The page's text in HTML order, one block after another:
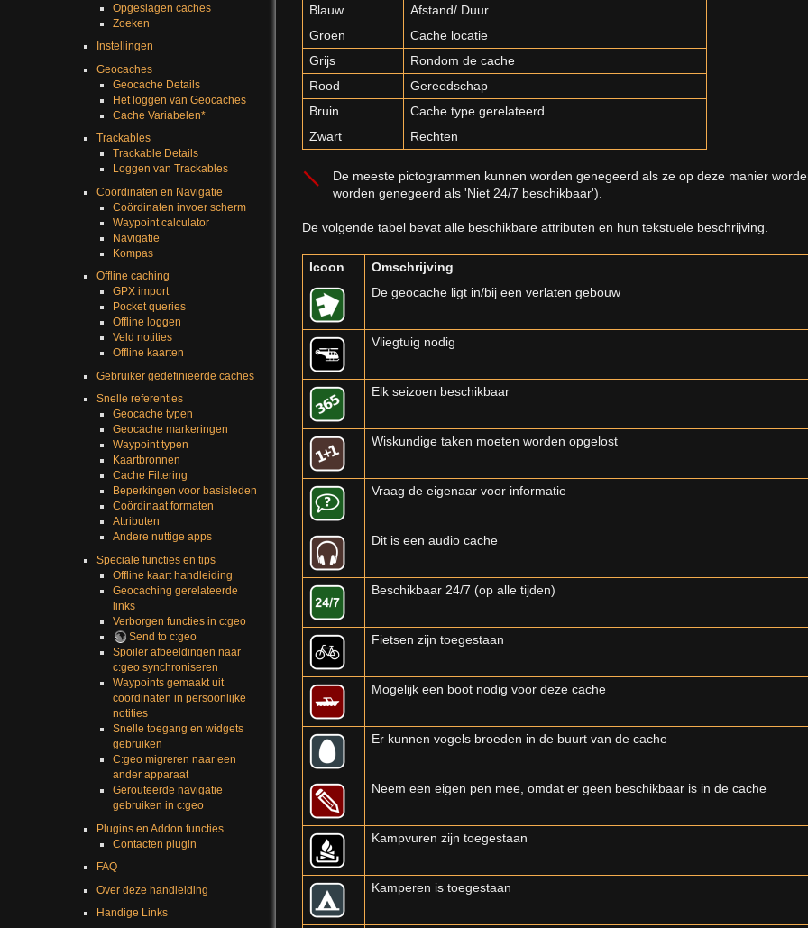
Opgeslagen caches
Zoeken
Instellingen
Geocaches
Geocache Details
Het loggen van Geocaches
Cache Variabelen*
Trackables
Trackable Details
Loggen van Trackables
Coördinaten en Navigatie
Coördinaten invoer scherm
Waypoint calculator
Navigatie
Kompas
Offline caching
GPX import
Pocket queries
Offline loggen
Veld notities
Offline kaarten
Gebruiker gedefinieerde caches
Snelle referenties
Geocache typen
Geocache markeringen
Waypoint typen
Kaartbronnen
Cache Filtering
Beperkingen voor basisleden
Coördinaat formaten
Attributen
Andere nuttige apps
Speciale functies en tips
Offline kaart handleiding
Geocaching gerelateerde
links
Verborgen functies in c:geo
Send to c:geo
Spoiler afbeeldingen naar
c:geo synchroniseren
Waypoints gemaakt uit
coördinaten in persoonlijke
notities
Snelle toegang en widgets
gebruiken
C:geo migreren naar een
ander apparaat
Gerouteerde navigatie
gebruiken in c:geo
Plugins en Addon functies
Contacten plugin
FAQ
Over deze handleiding
Handige Links
Blauw
Afstand/ Duur
Groen
Cache locatie
Grijs
Rondom de cache
Rood
Gereedschap
Bruin
Cache type gerelateerd
Zwart
Rechten
De meeste pictogrammen kunnen worden genegeerd als ze op deze manier
worden genegeerd als 'Niet 24/7 beschikbaar').
De volgende tabel bevat alle beschikbare attributen en hun tekstuele beschrijving.
Icoon
Omschrijving
De geocache ligt in/bij een verlaten gebouw
Vliegtuig nodig
Elk seizoen beschikbaar
Wiskundige taken moeten worden opgelost
Vraag de eigenaar voor informatie
Dit is een audio cache
Beschikbaar 24/7 (op alle tijden)
Fietsen zijn toegestaan
Mogelijk een boot nodig voor deze cache
Er kunnen vogels broeden in de buurt van de cache
Neem een eigen pen mee, omdat er geen beschikbaar is in de cache
Kampvuren zijn toegestaan
Kamperen is toegestaan